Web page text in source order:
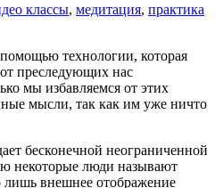
классы, медитация, практика
технологии, которая
преследующих нас
мы избавляемся от этих
мысли, так как им уже ничто
бесконечной неограниченной
некоторые люди называют
лишь внешнее отображение